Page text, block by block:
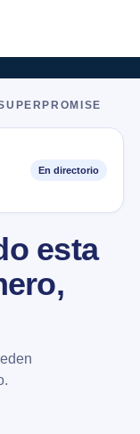
En directorio
esta